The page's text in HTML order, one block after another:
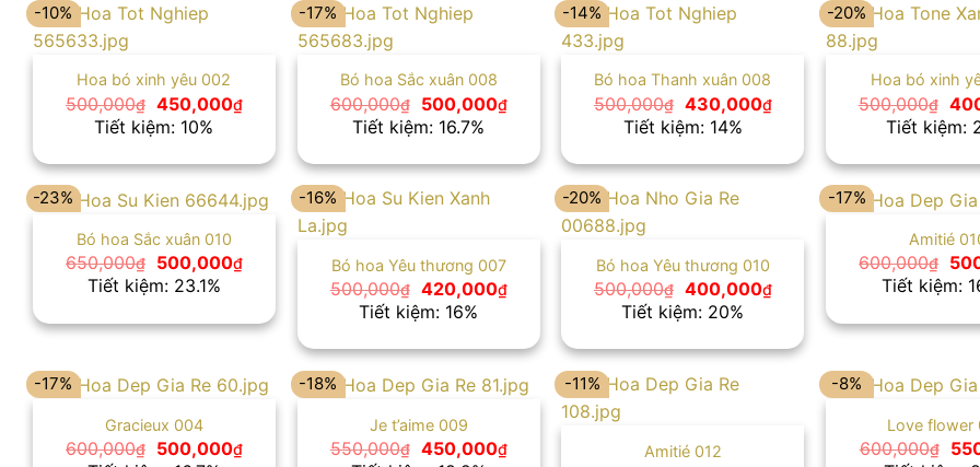
-10%
Hoa bó xinh yêu 002
500,000₫ Giá
gốc
là:
450,000₫Giá
hiện
450,000₫.
Tiết kiệm: 10%
-17%
Bó hoa Sắc xuân 008
600,000₫
Giá
gốc
là:
500,000₫Giá
hiện
500,000₫.
Tiết kiệm: 16.7%
-14%
Bó hoa Thanh xuân 008
500,000₫ Giá
gốc
là:
430,000₫Giá
hiện
430,000₫.
Tiết kiệm: 14%
-20%
Hoa bó xinh
500,000₫
Giá
gốc
là:
Tiết kiệm:
-23%
Bó hoa Sắc xuân 010
650,000₫
Giá
gốc
là:
500,000₫Giá
hiện
500,000₫.
Tiết kiệm: 23.1%
-16%
Bó hoa Yêu thương 007
500,000₫
Giá
gốc
là:
420,000₫Giá
hiện
420,000₫.
Tiết kiệm: 16%
-20%
Bó hoa Yêu thương 010
500,000₫ Giá
gốc
là:
400,000₫Giá
hiện
400,000₫.
Tiết kiệm: 20%
-17%
Amitié
600,000₫
Giá
gốc
là:
Tiết kiệm:
-17%
Gracieux 004
600,000₫
Giá
500,000₫Giá
-18%
Je t’aime 009
550,000₫
Giá
450,000₫Giá
-11%
Amitié 012
-8%
Love flower
600,000₫
Giá